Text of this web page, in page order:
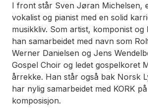
I front står Sven Jøran Michelsen,
vokalist og pianist med en solid
musikkliv. Som artist, komponist
han samarbeidet med navn som
Werner Danielsen og Jens
Gospel Choir og ledet gospelkoret
årrekke. Han står også bak Norsk
har nylig samarbeidet med KORK
komposisjon.